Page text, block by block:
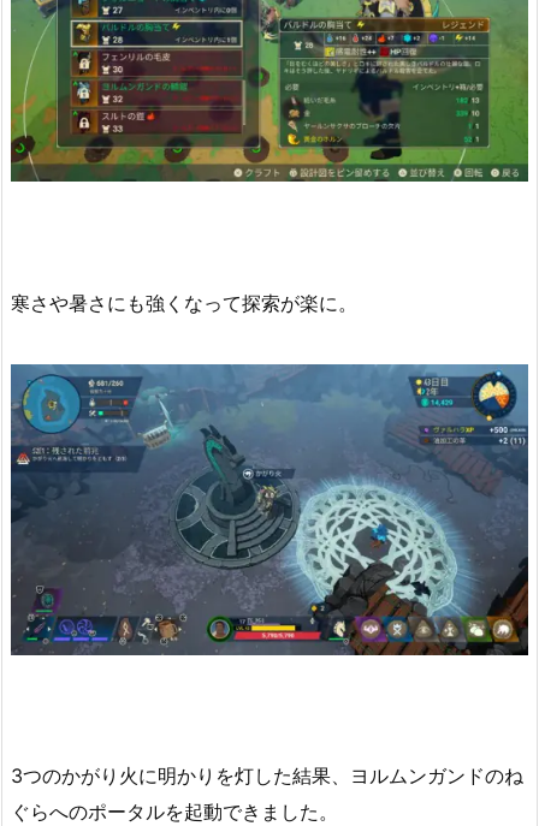
寒さや暑さにも強くなって探索が楽に。
3つのかがり火に明かりを灯した結果、ヨルムンガンドのね
ぐらへのポータルを起動できました。